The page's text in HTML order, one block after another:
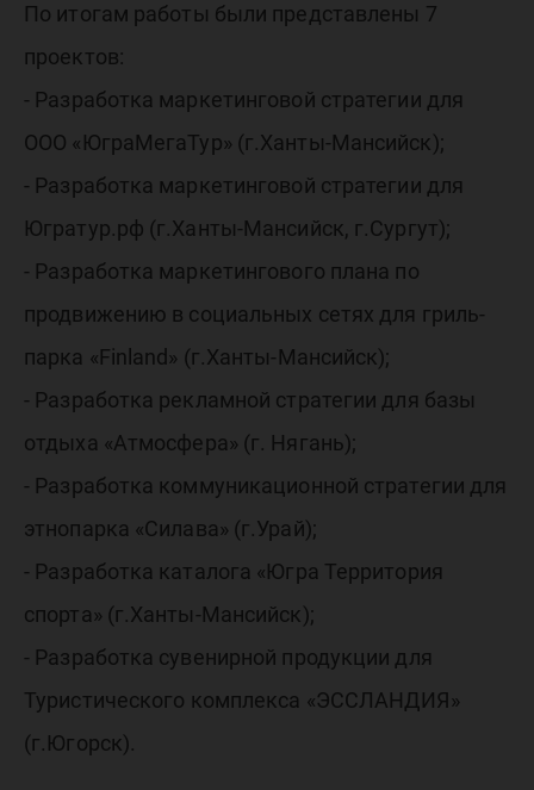
По итогам работы были представлены 7
проектов:
- Разработка маркетинговой стратегии для
ООО «ЮграМегаТур» (г.Ханты-Мансийск);
- Разработка маркетинговой стратегии для
Югратур.рф (г.Ханты-Мансийск, г.Сургут);
- Разработка маркетингового плана по
продвижению в социальных сетях для гриль-
парка «Finland» (г.Ханты-Мансийск);
- Разработка рекламной стратегии для базы
отдыха «Атмосфера» (г. Нягань);
- Разработка коммуникационной стратегии для
этнопарка «Силава» (г.Урай);
- Разработка каталога «Югра Территория
спорта» (г.Ханты-Мансийск);
- Разработка сувенирной продукции для
Туристического комплекса «ЭССЛАНДИЯ»
(г.Югорск).